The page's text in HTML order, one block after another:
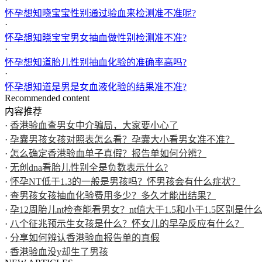
怀孕想知晓宝宝性别通过验血来检测准不准呢?
·
怀孕想知晓宝宝男女抽血做性别检测准不准?
·
怀孕想知道胎儿性别抽血化验的准确率高吗?
·
怀孕想知道是男是女血液化验的结果准不准?
Recommended content
内容推荐
· 香港验血查男女中介骗局，大家要小心了
· 孕囊男孩女孩对照表怎么看？孕囊大小看男女准不准？
· 怎么确定香港验血单子真假？报告单如何分辨？
· 无创dna看胎儿性别全是负数表示什么?
· 怀孕NT低于1.3的一般是男孩吗？怀男孩会有什么症状？
· 查男孩女孩抽血化验费用多少？多久才能出结果？
· 孕12周胎儿nt检查能看男女？nt值大于1.5和小于1.5区别是什
· 八个征兆预示生女孩是什么？怀女儿的早孕反应有什么？
· 分享如何辨认香港验血报告单的真假
· 香港验血没y却生了男孩